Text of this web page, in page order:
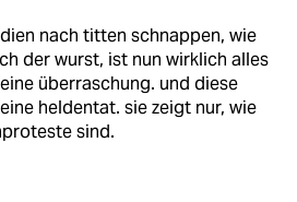
nach titten schnappen, wie
der wurst, ist nun wirklich alles
überraschung. und diese
heldentat. sie zeigt nur, wie
sind.